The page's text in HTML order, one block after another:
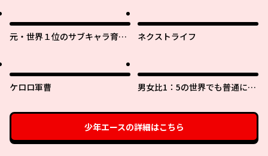
元・世界１位のサブキャラ育成
ネクストライフ
ケロロ軍曹
男女比1：5の世界でも普通に生
情な彼女たちが無自覚男子に翻
弄されたら～
少年エースの詳細はこちら